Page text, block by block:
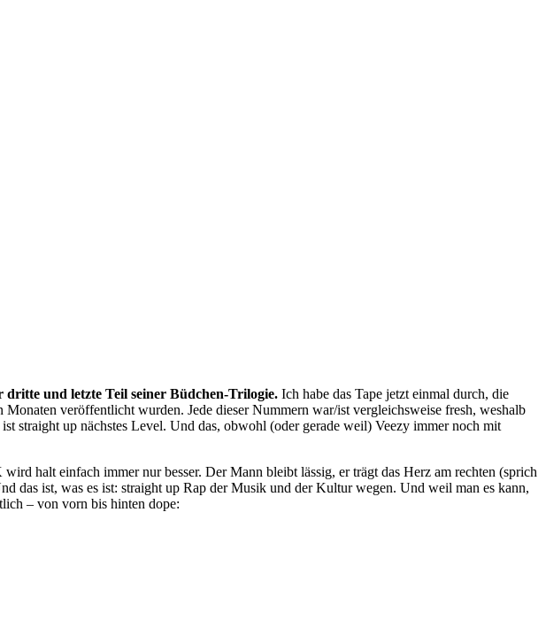
und letzte Teil seiner Büdchen-Trilogie. Ich habe das Tape jetzt einmal durch, die
veröffentlicht wurden. Jede dieser Nummern war/ist vergleichsweise fresh, weshalb
straight up nächstes Level. Und das, obwohl (oder gerade weil) Veezy immer noch mit
halt einfach immer nur besser. Der Mann bleibt lässig, er trägt das Herz am rechten (sprich
das ist, was es ist: straight up Rap der Musik und der Kultur wegen. Und weil man es kann,
– von vorn bis hinten dope: